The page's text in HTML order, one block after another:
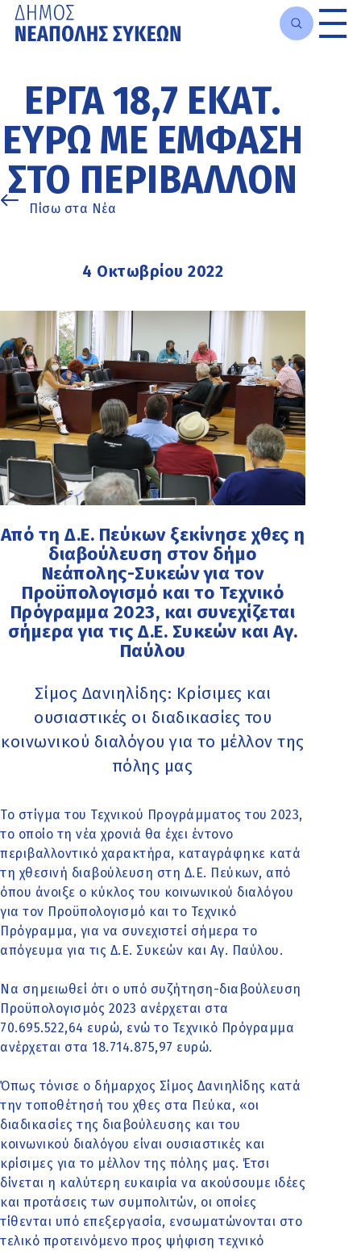
κυρίως
περιεχόμενο
ΈΡΓΑ 18,7 ΕΚΑΤ.
ΕΥΡΏ ΜΕ ΈΜΦΑΣΗ
ΣΤΟ ΠΕΡΙΒΆΛΛΟΝ
Πίσω στα Νέα
4 Οκτωβρίου 2022
Από τη Δ.Ε. Πεύκων ξεκίνησε χθες η
διαβούλευση στον δήμο
Νεάπολης-Συκεών για τον
Προϋπολογισμό και το Τεχνικό
Πρόγραμμα 2023, και συνεχίζεται
σήμερα για τις Δ.Ε. Συκεών και Αγ.
Παύλου
Σίμος Δανιηλίδης: Κρίσιμες και
ουσιαστικές οι διαδικασίες του
κοινωνικού διαλόγου για το μέλλον της
πόλης μας
Το στίγμα του Τεχνικού Προγράμματος του 2023,
το οποίο τη νέα χρονιά θα έχει έντονο
περιβαλλοντικό χαρακτήρα, καταγράφηκε κατά
τη χθεσινή διαβούλευση στη Δ.Ε. Πεύκων, από
όπου άνοιξε ο κύκλος του κοινωνικού διαλόγου
για τον Προϋπολογισμό και το Τεχνικό
Πρόγραμμα, για να συνεχιστεί σήμερα το
απόγευμα για τις Δ.Ε. Συκεών και Αγ. Παύλου.
Να σημειωθεί ότι ο υπό συζήτηση-διαβούλευση
Προϋπολογισμός 2023 ανέρχεται στα
70.695.522,64 ευρώ, ενώ το Τεχνικό Πρόγραμμα
ανέρχεται στα 18.714.875,97 ευρώ.
Όπως τόνισε ο δήμαρχος Σίμος Δανιηλίδης κατά
την τοποθέτησή του χθες στα Πεύκα, «οι
διαδικασίες της διαβούλευσης και του
κοινωνικού διαλόγου είναι ουσιαστικές και
κρίσιμες για το μέλλον της πόλης μας. Έτσι
δίνεται η καλύτερη ευκαιρία να ακούσουμε ιδέες
και προτάσεις των συμπολιτών, οι οποίες
τίθενται υπό επεξεργασία, ενσωματώνονται στο
τελικό προτεινόμενο προς ψήφιση τεχνικό